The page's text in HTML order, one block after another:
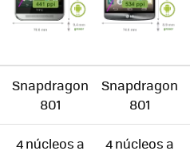
Snapdragon
801
Snapdragon
801
4 núcleos a
4 núcleos a